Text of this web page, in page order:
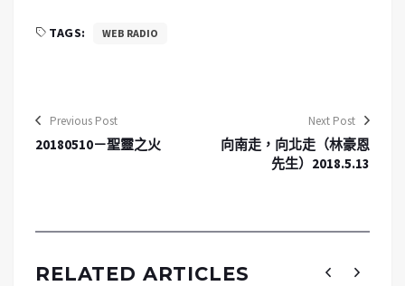
TAGS: WEB RADIO
Previous Post
20180510－聖靈之火
Next Post
向南走，向北走（林豪恩
先生）2018.5.13
RELATED ARTICLES